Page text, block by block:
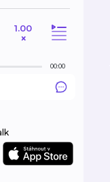
1.00
×
00:00